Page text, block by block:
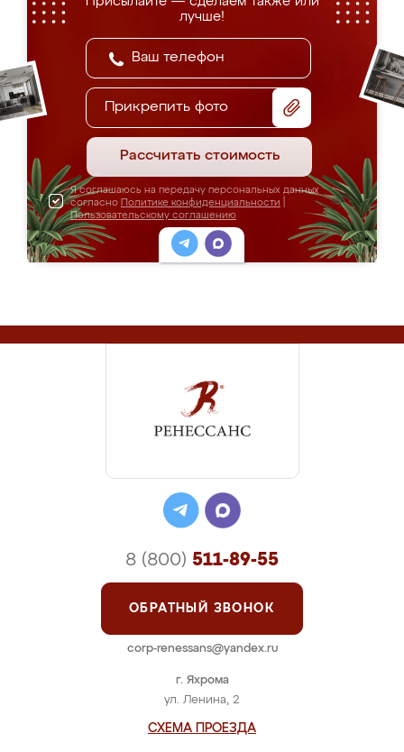
лучше!
Прикрепить фото
Рассчитать стоимость
Я соглашаюсь на передачу персональных данных
согласно Политике конфиденциальности
Пользовательскому соглашению
г. Яхрома
ул. Ленина, 2
СХЕМА ПРОЕЗДА
8 (800) 511-89-55
ОБРАТНЫЙ ЗВОНОК
corp-renessans@yandex.ru